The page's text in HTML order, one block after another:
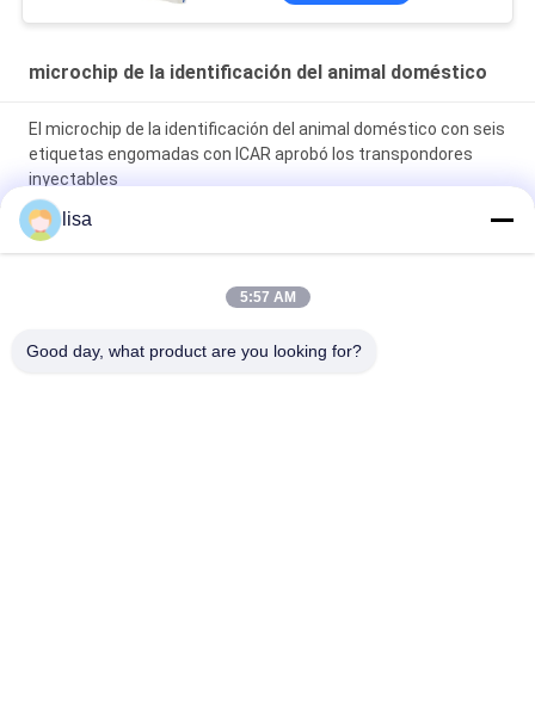
microchip de la identificación del animal doméstico
El microchip de la identificación del animal doméstico con seis
etiquetas engomadas con ICAR aprobó los transpondores
inyectables
Experimente la conveniencia de nuestro avanzado microchip
de identificación de mascotas para la identificación de
para perros
lisa
5:57 AM
Good day, what product are you looking for?